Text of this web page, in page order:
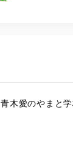
青木愛のやまと